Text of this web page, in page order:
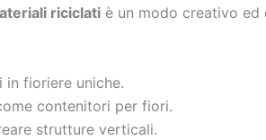
riciclati è un modo creativo
in fioriere uniche.
contenitori per fiori.
strutture verticali.